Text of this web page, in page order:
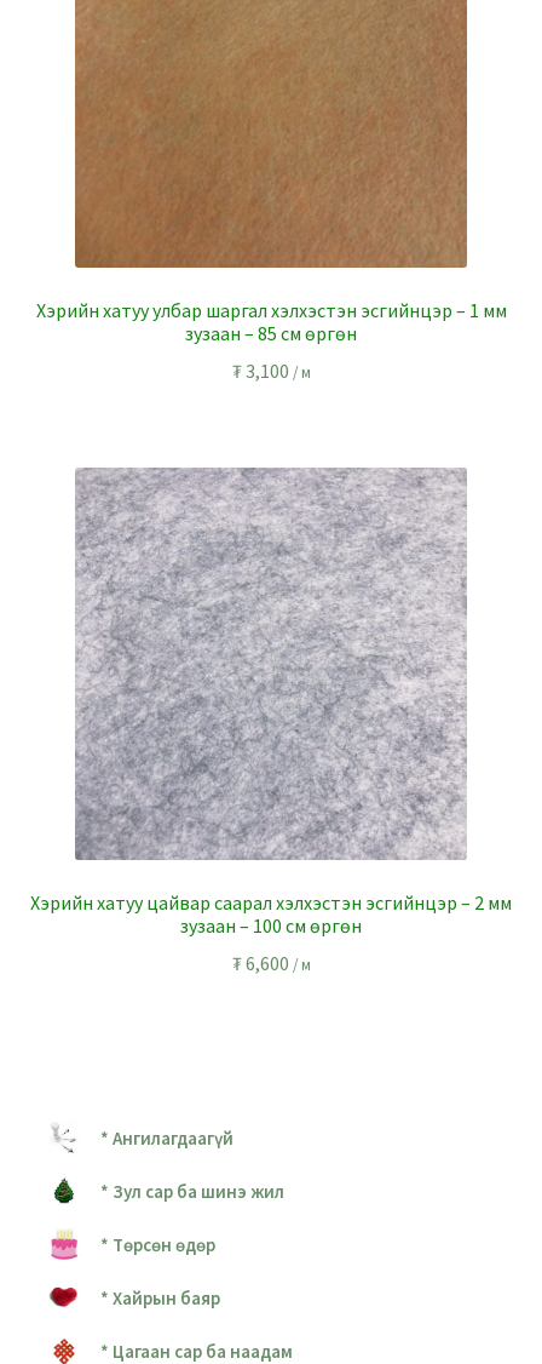
Хэрийн хатуу улбар шаргал хэлхэстэн эсгийнцэр – 1 мм
зузаан – 85 см өргөн
₮3,100 / м
Хэрийн хатуу цайвар саарал хэлхэстэн эсгийнцэр – 2 мм
зузаан – 100 см өргөн
₮6,600 / м
* Ангилагдаагүй
* Зул сар ба шинэ жил
* Төрсөн өдөр
* Хайрын баяр
* Цагаан сар ба наадам